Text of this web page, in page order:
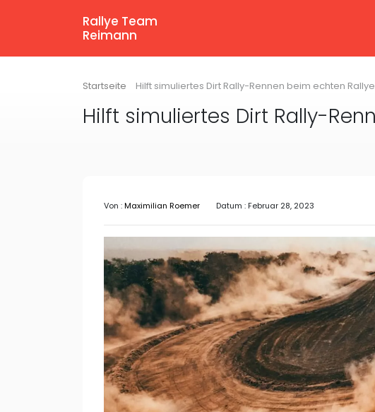
Rallye Team
Reimann
Startseite Hilft simuliertes Dirt Rally-Rennen beim echten
Hilft simuliertes Dirt Rally-
Von :Maximilian Roemer Datum : Februar 28, 2023